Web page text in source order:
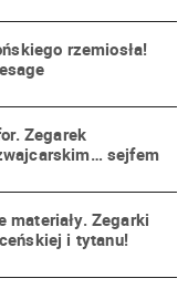
rzemiosła!
Zegarek
sejfem
materiały. Zegarki
i tytanu!